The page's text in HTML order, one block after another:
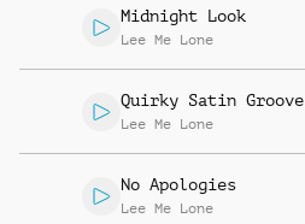
Midnight Look
Lee Me Lone
Quirky Satin Groove
Lee Me Lone
No Apologies
Lee Me Lone